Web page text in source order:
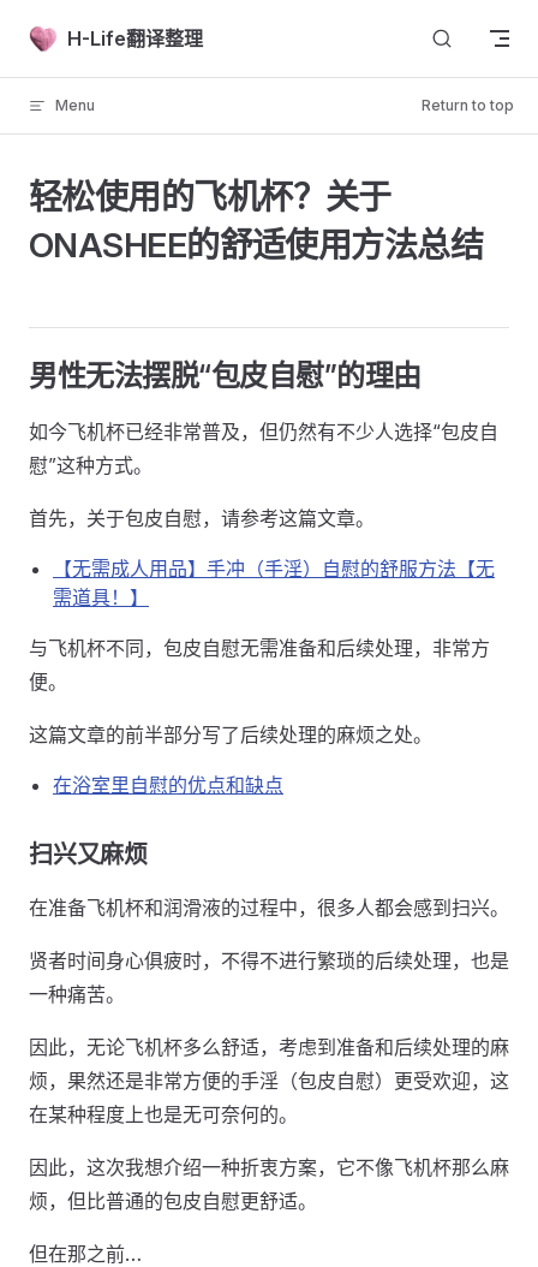
Skip to content
H-Life翻译整理
Menu Return to top
轻松使用的飞机杯？关于
ONASHEE的舒适使用方法总结
男性无法摆脱“包皮自慰”的理由
如今飞机杯已经非常普及，但仍然有不少人选择“包皮自
慰”这种方式。
首先，关于包皮自慰，请参考这篇文章。
【无需成人用品】手冲（手淫）自慰的舒服方法【无
需道具！】
与飞机杯不同，包皮自慰无需准备和后续处理，非常方
便。
这篇文章的前半部分写了后续处理的麻烦之处。
在浴室里自慰的优点和缺点
扫兴又麻烦
在准备飞机杯和润滑液的过程中，很多人都会感到扫兴。
贤者时间身心俱疲时，不得不进行繁琐的后续处理，也是
一种痛苦。
因此，无论飞机杯多么舒适，考虑到准备和后续处理的麻
烦，果然还是非常方便的手淫（包皮自慰）更受欢迎，这
在某种程度上也是无可奈何的。
因此，这次我想介绍一种折衷方案，它不像飞机杯那么麻
烦，但比普通的包皮自慰更舒适。
但在那之前…